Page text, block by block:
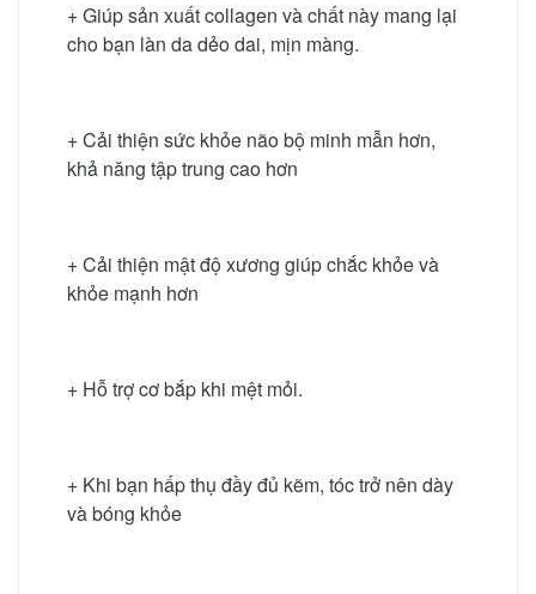
+ Giúp sản xuất collagen và chất này mang lại
cho bạn làn da dẻo dai, mịn màng.
+ Cải thiện sức khỏe não bộ minh mẫn hơn,
khả năng tập trung cao hơn
+ Cải thiện mật độ xương giúp chắc khỏe và
khỏe mạnh hơn
+ Hỗ trợ cơ bắp khi mệt mỏi.
+ Khi bạn hấp thụ đầy đủ kẽm, tóc trở nên dày
và bóng khỏe